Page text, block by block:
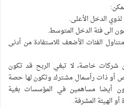
الدخل الأعلى.
الى فئة الدخل المتوسط.
الفئات الأضعف للاستفادة من أدنى
شركات خاصة، لا تبغي الربح قد تكون
أو ذات رأسمال مشترك وتكون لها حصة
أيضا مساهمين في المؤسسات بغية
الهيئة المشرفة.